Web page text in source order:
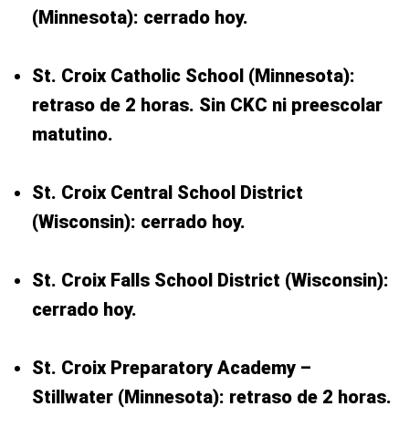
(Minnesota): cerrado hoy.
St. Croix Catholic School (Minnesota):
retraso de 2 horas. Sin CKC ni preescolar
matutino.
St. Croix Central School District
(Wisconsin): cerrado hoy.
St. Croix Falls School District (Wisconsin):
cerrado hoy.
St. Croix Preparatory Academy –
Stillwater (Minnesota): retraso de 2 horas.